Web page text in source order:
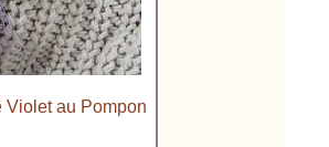
Violet au Pompon